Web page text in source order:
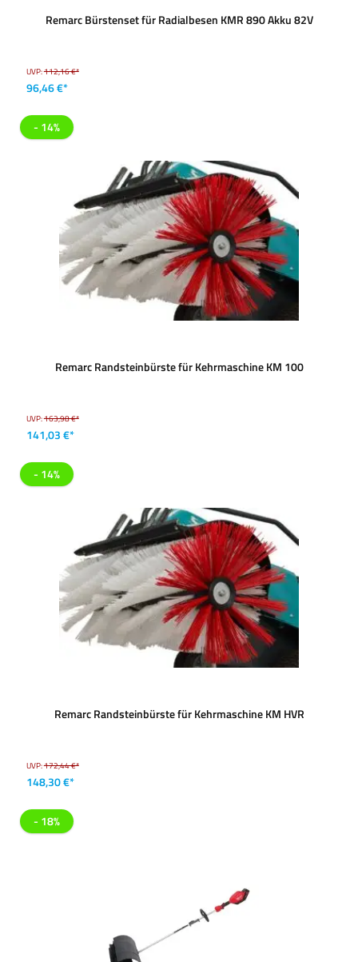
Remarc Bürstenset für Radialbesen KMR 890 Akku 82V
UVP:112,16 €*
96,46 €*
- 14%
Remarc Randsteinbürste für Kehrmaschine KM 100
UVP:163,98 €*
141,03 €*
- 14%
Remarc Randsteinbürste für Kehrmaschine KM HVR
UVP:172,44 €*
148,30 €*
- 18%